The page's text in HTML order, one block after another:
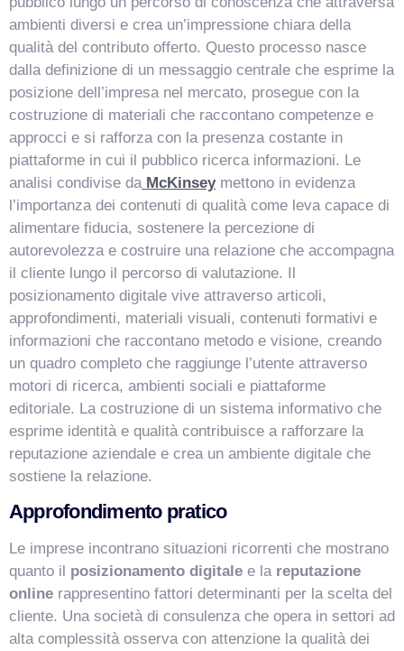
ambienti diversi e crea un’impressione chiara della
qualità del contributo offerto. Questo processo nasce
dalla definizione di un messaggio centrale che esprime la
posizione dell’impresa nel mercato, prosegue con la
costruzione di materiali che raccontano competenze e
approcci e si rafforza con la presenza costante in
piattaforme in cui il pubblico ricerca informazioni. Le
analisi condivise da McKinseymettono in evidenza
l’importanza dei contenuti di qualità come leva capace di
alimentare fiducia, sostenere la percezione di
autorevolezza e costruire una relazione che accompagna
il cliente lungo il percorso di valutazione. Il
posizionamento digitale vive attraverso articoli,
approfondimenti, materiali visuali, contenuti formativi e
informazioni che raccontano metodo e visione, creando
un quadro completo che raggiunge l’utente attraverso
motori di ricerca, ambienti sociali e piattaforme
editoriale. La costruzione di un sistema informativo che
esprime identità e qualità contribuisce a rafforzare la
reputazione aziendale e crea un ambiente digitale che
sostiene la relazione.
Approfondimento pratico
Le imprese incontrano situazioni ricorrenti che mostrano
quanto il posizionamento digitale e la reputazione
online rappresentino fattori determinanti per la scelta del
cliente. Una società di consulenza che opera in settori ad
alta complessità osserva con attenzione la qualità dei